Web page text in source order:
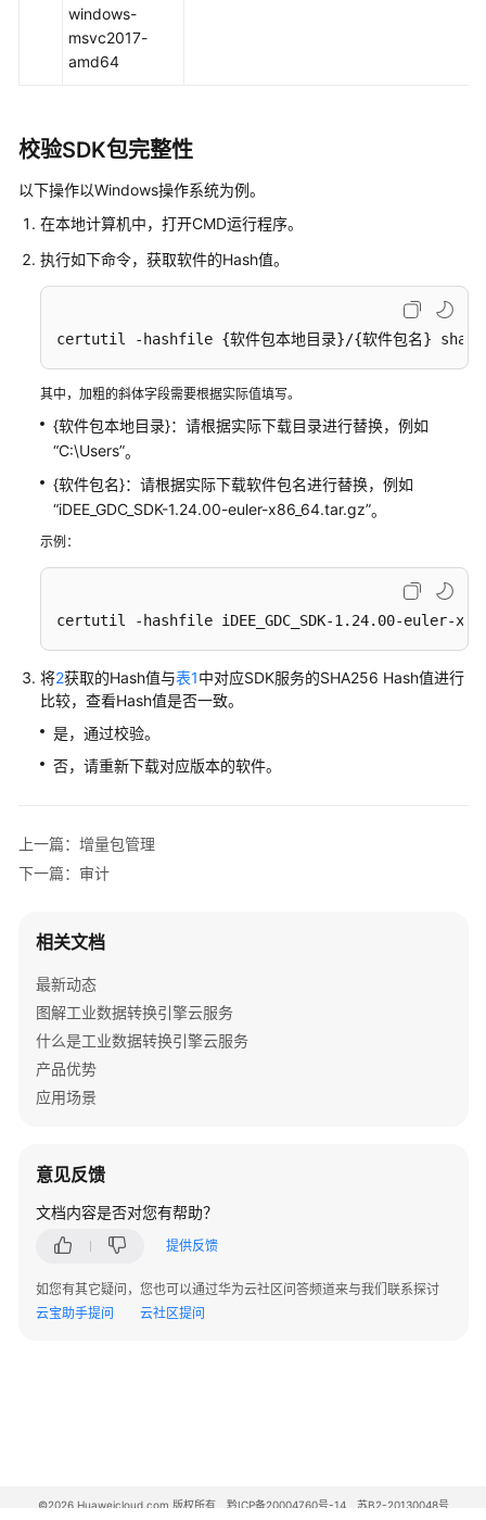
新
理
模
型
iDEE
业
务
面
权
管
理
iDEE
志
管
理
台
制
台
览
登
录
务
增
包
管
windows-
msvc2017-
amd64
校验SDK包完整性
以下操作以Windows操作系统为例。
在本地计算机中，打开CMD运行程序。
执行如下命令，获取软件的Hash值。
certutil -hashfile {软件包本地目录}/{软件包名}
其中，加粗的斜体字段需要根据实际值填写。
{软件包本地目录}：请根据实际下载目录进行替换，例如
“C:\Users”。
{软件包名}：请根据实际下载软件包名进行替换，例如
“iDEE_GDC_SDK-1.24.00-euler-x86_64.tar.gz”。
示例：
certutil -hashfile iDEE_GDC_SDK-1.24.00-euler-
将2获取的Hash值与表1中对应SDK服务的SHA256 Hash值进行
比较，查看Hash值是否一致。
是，通过校验。
否，请重新下载对应版本的软件。
上一篇：增量包管理
下一篇：审计
相关文档
最新动态
图解工业数据转换引擎云服务
什么是工业数据转换引擎云服务
产品优势
应用场景
意见反馈
文档内容是否对您有帮助？
提供反馈
如您有其它疑问，您也可以通过华为云社区问答频道来与我们联系探讨
云宝助手提问
云社区提问
©2026 Huaweicloud.com 版权所有 黔ICP备20004760号-14
苏B2-20130048号